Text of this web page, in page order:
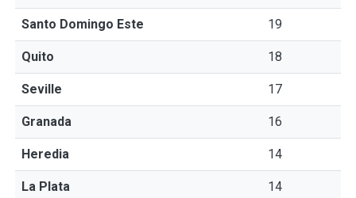
Santo Domingo Este 19
Quito 18
Seville 17
Granada 16
Heredia 14
La Plata 14